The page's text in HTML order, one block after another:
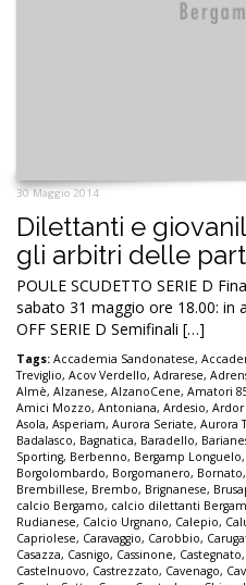
30 Maggio 2014
Dilettanti e
gli arbitri delle
POULE SCUDETTO SERIE D
sabato 31 maggio ore 18.00: in
OFF SERIE D Semifinali […]
Tags: Accademia Sandonatese,
Treviglio, Acov Verdello, Adrarese,
Almè, Alzanese, AlzanoCene, Amatori
Amici Mozzo, Antoniana, Ardesio, Ardor
Asola, Asperiam, Aurora Seriate, Aurora
Badalasco, Bagnatica, Baradello,
Sporting, Berbenno, Bergamp Longuelo,
Borgolombardo, Borgomanero, Bornato,
Brembillese, Brembo, Brignanese,
calcio Bergamo, calcio dilettanti
Rudianese, Calcio Urgnano, Calepio,
Capriolese, Caravaggio, Carobbio,
Casazza, Casnigo, Cassinone, Castegnato,
Castelnuovo, Castrezzato, Cavenago,